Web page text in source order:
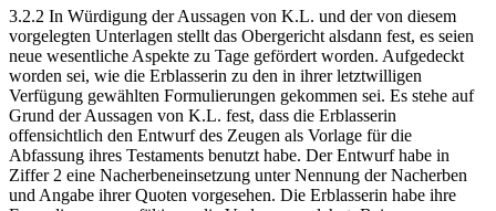
3.2.2 In Würdigung der Aussagen von K.L. und der von diesem
vorgelegten Unterlagen stellt das Obergericht alsdann fest, es seien
neue wesentliche Aspekte zu Tage gefördert worden. Aufgedeckt
worden sei, wie die Erblasserin zu den in ihrer letztwilligen
Verfügung gewählten Formulierungen gekommen sei. Es stehe auf
Grund der Aussagen von K.L. fest, dass die Erblasserin
offensichtlich den Entwurf des Zeugen als Vorlage für die
Abfassung ihres Testaments benutzt habe. Der Entwurf habe in
Ziffer 2 eine Nacherbeneinsetzung unter Nennung der Nacherben
und Angabe ihrer Quoten vorgesehen. Die Erblasserin habe ihre